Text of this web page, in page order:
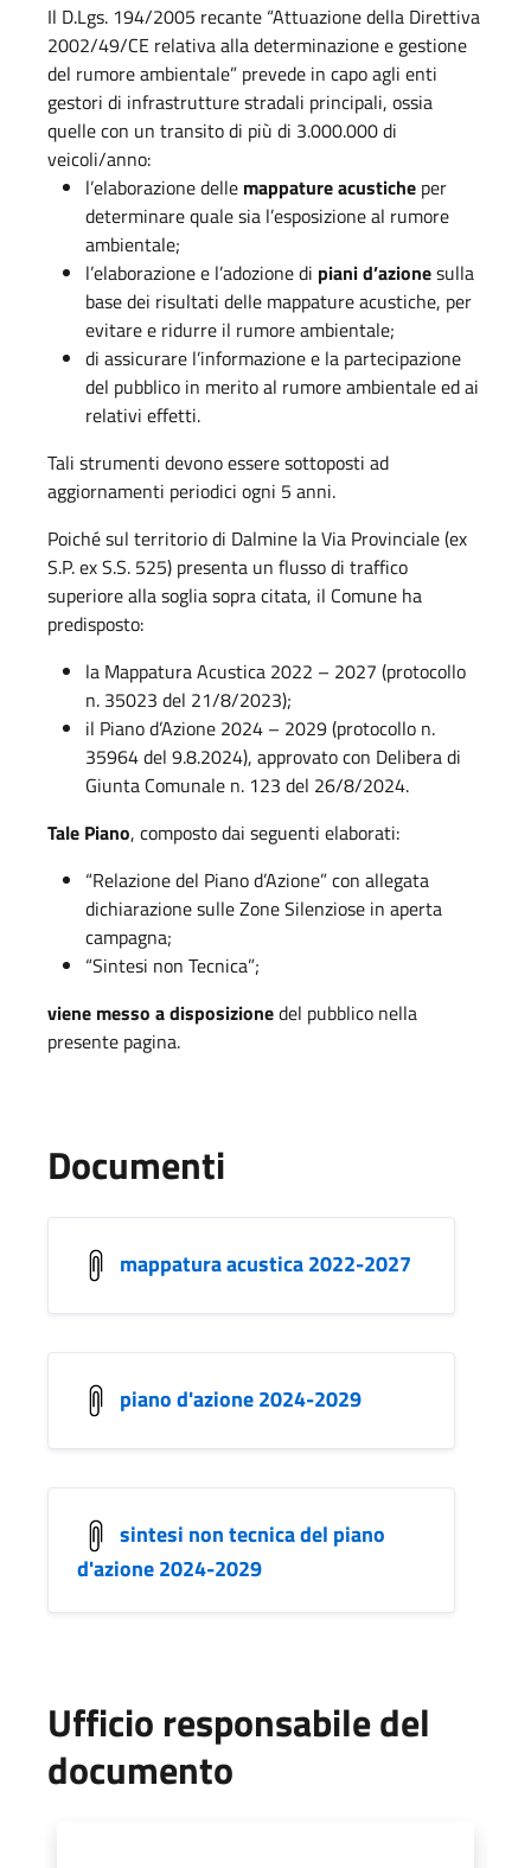
Il D.Lgs. 194/2005 recante “Attuazione della Direttiva
2002/49/CE relativa alla determinazione e gestione
del rumore ambientale” prevede in capo agli enti
gestori di infrastrutture stradali principali, ossia
quelle con un transito di più di 3.000.000 di
veicoli/anno:
l’elaborazione delle mappature acustiche per
determinare quale sia l’esposizione al rumore
ambientale;
l’elaborazione e l’adozione di piani d’azionesulla
base dei risultati delle mappature acustiche, per
evitare e ridurre il rumore ambientale;
di assicurare l’informazione e la partecipazione
del pubblico in merito al rumore ambientale ed ai
relativi effetti.
Tali strumenti devono essere sottoposti ad
aggiornamenti periodici ogni 5 anni.
Poiché sul territorio di Dalmine la Via Provinciale (ex
S.P. ex S.S. 525) presenta un flusso di traffico
superiore alla soglia sopra citata, il Comune ha
predisposto:
la Mappatura Acustica 2022 – 2027 (protocollo
n. 35023 del 21/8/2023);
il Piano d’Azione 2024 – 2029 (protocollo n.
35964 del 9.8.2024), approvato con Delibera di
Giunta Comunale n. 123 del 26/8/2024.
Tale Piano, composto dai seguenti elaborati:
“Relazione del Piano d’Azione” con allegata
dichiarazione sulle Zone Silenziose in aperta
campagna;
“Sintesi non Tecnica”;
viene messo a disposizionedel pubblico nella
presente pagina.
Documenti
mappatura acustica 2022-2027
piano d'azione 2024-2029
sintesi non tecnica del piano
d'azione 2024-2029
Ufficio responsabile del
documento